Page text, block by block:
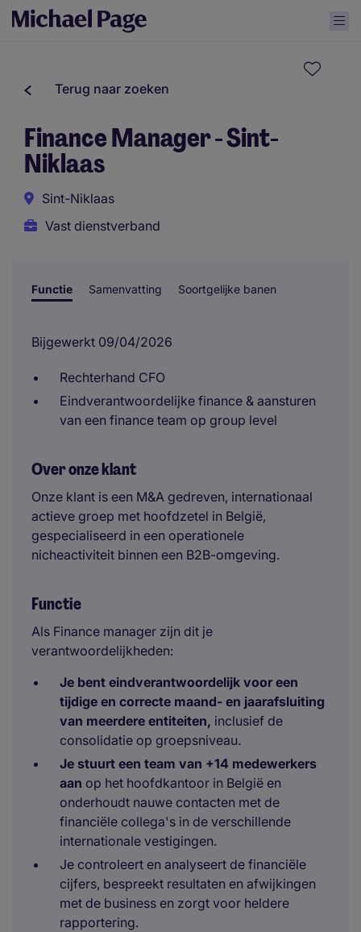
Terug naar zoeken
Finance Manager - Sint-
Niklaas
Sint-Niklaas
Vast dienstverband
Functie Samenvatting Soortgelijke banen
Bijgewerkt 09/04/2026
Rechterhand CFO
Eindverantwoordelijke finance & aansturen
van een finance team op group level
Over onze klant
Onze klant is een M&A gedreven, internationaal
actieve groep met hoofdzetel in België,
gespecialiseerd in een operationele
nicheactiviteit binnen een B2B-omgeving.
Functie
Als Finance manager zijn dit je
verantwoordelijkheden:
Je bent eindverantwoordelijk voor een
tijdige en correcte maand- en jaarafsluiting
van meerdere entiteiten, inclusief de
consolidatie op groepsniveau.
Je stuurt een team van +14 medewerkers
aan op het hoofdkantoor in België en
onderhoudt nauwe contacten met de
financiële collega's in de verschillende
internationale vestigingen.
Je controleert en analyseert de financiële
cijfers, bespreekt resultaten en afwijkingen
met de business en zorgt voor heldere
rapportering.